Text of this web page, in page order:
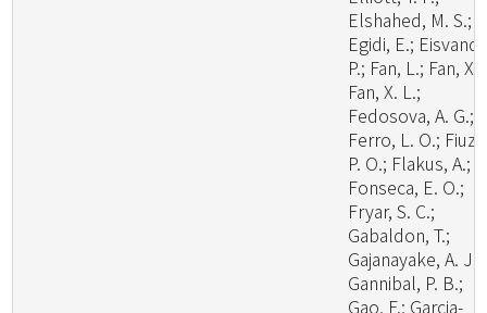
Elshahed, M. S.;
Egidi, E.; Eisvand,
P.; Fan, L.; Fan, X.;
Fan, X. L.;
Fedosova, A. G.;
Ferro, L. O.;
P. O.; Flakus, A.;
Fonseca, E. O.;
Fryar, S. C.;
Gabaldon, T.;
Gajanayake, A. J.;
Gannibal, P. B.;
Gao, F.; Garcia-